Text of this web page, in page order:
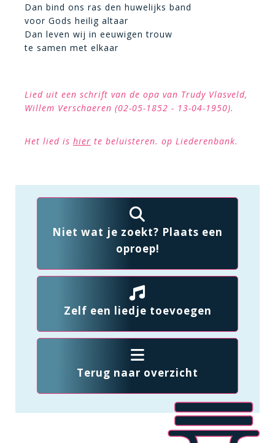
Dan bind ons ras den huwelijks band
voor Gods heilig altaar
Dan leven wij in eeuwigen trouw
te samen met elkaar
Lied uit een schrift van de opa van Trudy Vlasveld,
Willem Verschaeren (02-05-1852 - 13-04-1950).
Het lied is hier te beluisteren. op Liederenbank.
Niet wat je zoekt? Plaats een
oproep!
Zelf een liedje toevoegen
Terug naar overzicht